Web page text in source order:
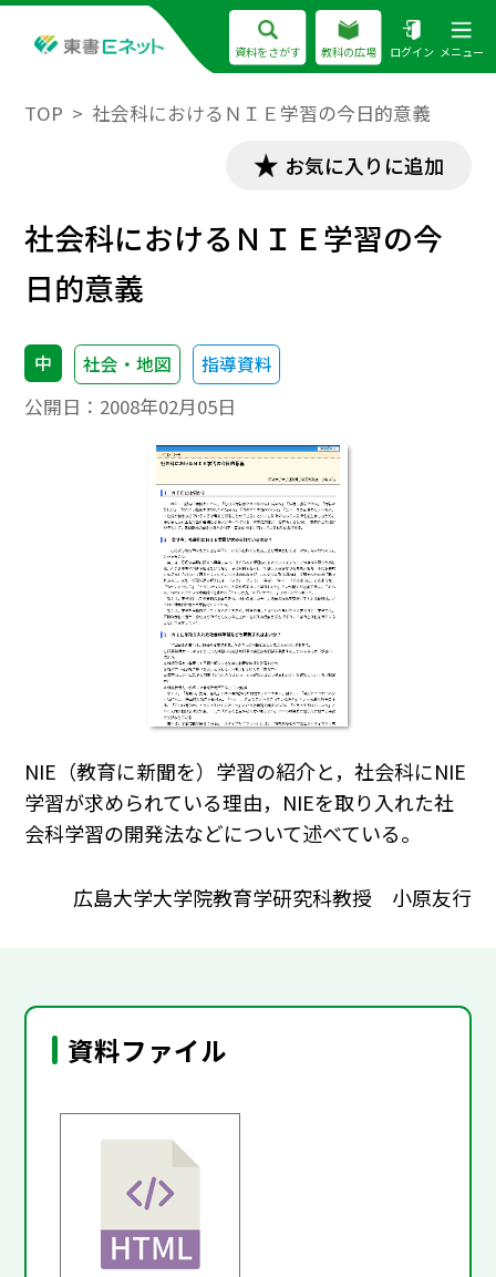
資料をさがす 教科の広場 ログイン メニュー
TOP 社会科におけるＮＩＥ学習の今日的意義
お気に入りに追加
社会科におけるＮＩＥ学習の今
日的意義
中 社会・地図 指導資料
公開日： 2008年02月05日
NIE（教育に新聞を）学習の紹介と，社会科にNIE
学習が求められている理由，NIEを取り入れた社
会科学習の開発法などについて述べている。
広島大学大学院教育学研究科教授 小原友行
資料ファイル